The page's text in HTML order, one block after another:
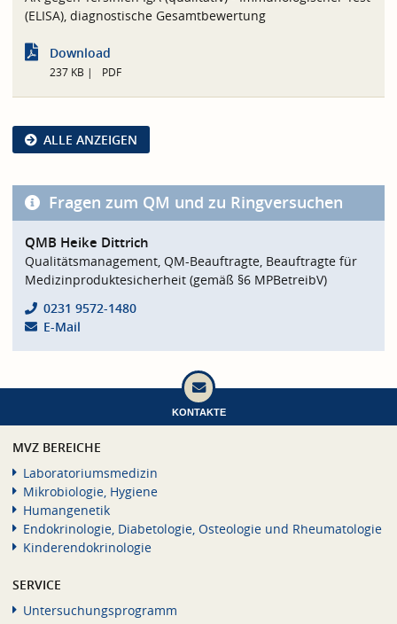
(ELISA), diagnostische Gesamtbewertung
Download
237 KB PDF
ALLE ANZEIGEN
Fragen zum QM und zu Ringversuchen
QMB Heike Dittrich
Qualitätsmanagement, QM-Beauftragte, Beauftragte für
Medizinproduktesicherheit (gemäß §6 MPBetreibV)
0231 9572-1480
E-Mail
KONTAKTE
MVZ BEREICHE
Laboratoriumsmedizin
Mikrobiologie, Hygiene
Humangenetik
Endokrinologie, Diabetologie, Osteologie und Rheumatologie
Kinderendokrinologie
SERVICE
Untersuchungsprogramm